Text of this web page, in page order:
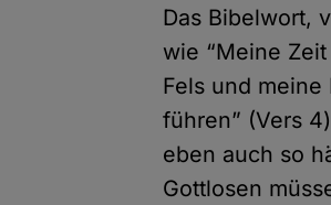
Das Bibelwort,
wie “Meine
Fels und
führen” (Vers
eben auch so
Gottlosen